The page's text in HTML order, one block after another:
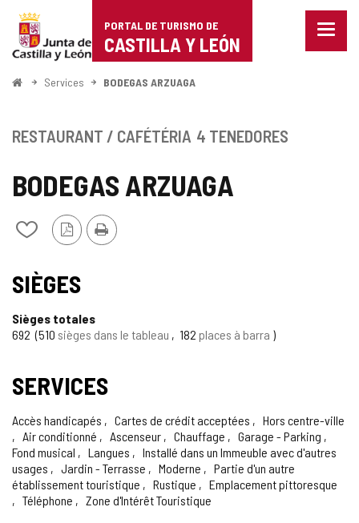
Portal
de
Turismo
Castilla
León
PORTAL DE TURISMO DE
CASTILLA Y LEÓN
Menu
<
Services BODEGAS ARZUAGA
BODEGAS ARZUAGA
Ajouter/retirer
de
cahiers
Version
PDF
Imprimer
RESTAURANT / CAFÉTÉRIA 4 TENEDORES
SIÈGES
Sièges totales
692 510 sièges dans le tableau 182 places à barra
SERVICES
Accès handicapés Cartes de crédit acceptées
Hors centre-ville
Air conditionné
Ascenseur Chauffage
Garage - Parking
Fond musical
Langues
Installé dans un Immeuble avec d'autres
usages
Jardin - Terrasse Moderne
Partie d'un autre
établissement touristique
Rustique
Emplacement pittoresque
Téléphone
Zone d'Intérêt Touristique